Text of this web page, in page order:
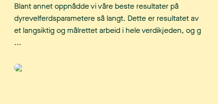
Blant annet oppnådde vi våre beste resultater på
dyrevelferdsparametere så langt. Dette er resultatet av
et langsiktig og målrettet arbeid i hele verdikjeden, og g
...